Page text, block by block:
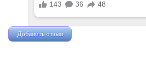
Добавить отзыв